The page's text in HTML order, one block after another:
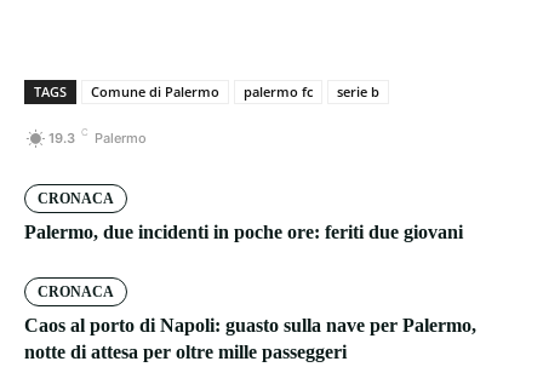
TAGS Comune di Palermo palermo fc serie b
19.3 C Palermo
CRONACA
Palermo, due incidenti in poche ore: feriti due giovani
CRONACA
Caos al porto di Napoli: guasto sulla nave per Palermo,
notte di attesa per oltre mille passeggeri